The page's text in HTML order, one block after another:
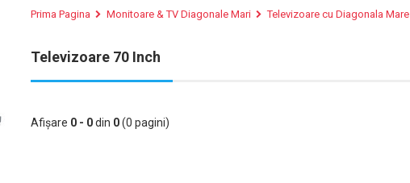
Prima Pagina Monitoare & TV Diagonale Mari Televizoare cu Diagonala Mare
Televizoare 70 Inch
Afişare 0 - 0din 0(0 pagini)